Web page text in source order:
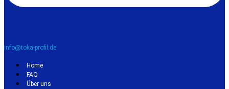
info@toka-profil.de
Home
FAQ
Über uns